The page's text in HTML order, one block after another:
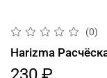
(0)
Harizma